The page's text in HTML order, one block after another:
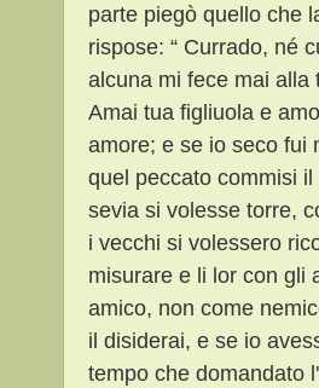
parte piegò quello che
rispose: “ Currado, né
alcuna mi fece mai
Amai tua figliuola e
amore; e se io seco fui
quel peccato commisi
sevia si volesse torre,
i vecchi si volessero
misurare e li lor con gli
amico, non come
il disiderai, e se io
tempo che domandato